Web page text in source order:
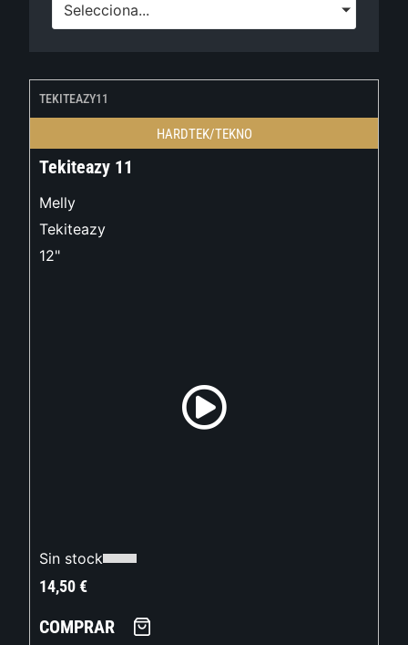
Selecciona...
TEKITEAZY11
HARDTEK/TEKNO
Tekiteazy 11
Melly
Tekiteazy
12"
Sin stock
14,50€
COMPRAR